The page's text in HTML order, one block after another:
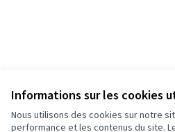
Informations sur les cookies
Nous utilisons des cookies sur notre
performance et les contenus du site.